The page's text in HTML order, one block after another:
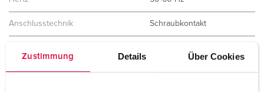
Zustimmung Details Über Cookies
Anschlusstechnik Schraubkontakt
Schutzart IP44